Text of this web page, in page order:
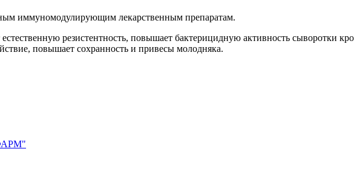
иммуномодулирующим лекарственным препаратам.
резистентность, повышает бактерицидную активность сыворотки
повышает сохранность и привесы молодняка.